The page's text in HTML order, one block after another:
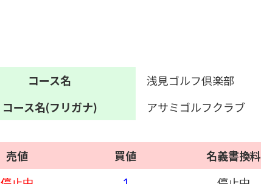
コース名
浅見ゴルフ倶楽部
コース名(フリガナ) アサミゴルフクラブ
売値 買値 名義書換料